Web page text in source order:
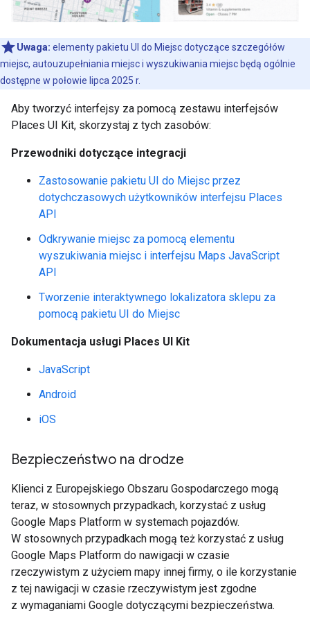
Uwaga: elementy pakietu UI do Miejsc dotyczące szczegółów
miejsc, autouzupełniania miejsc i wyszukiwania miejsc będą ogólnie
dostępne w połowie lipca 2025 r.
Aby tworzyć interfejsy za pomocą zestawu interfejsów
Places UI Kit, skorzystaj z tych zasobów:
Przewodniki dotyczące integracji
Zastosowanie pakietu UI do Miejsc przez
dotychczasowych użytkowników interfejsu Places
API
Odkrywanie miejsc za pomocą elementu
wyszukiwania miejsc i interfejsu Maps JavaScript
API
Tworzenie interaktywnego lokalizatora sklepu za
pomocą pakietu UI do Miejsc
Dokumentacja usługi Places UI Kit
JavaScript
Android
iOS
Bezpieczeństwo na drodze
Klienci z Europejskiego Obszaru Gospodarczego mogą
teraz, w stosownych przypadkach, korzystać z usług
Google Maps Platform w systemach pojazdów.
W stosownych przypadkach mogą też korzystać z usług
Google Maps Platform do nawigacji w czasie
rzeczywistym z użyciem mapy innej firmy, o ile korzystanie
z tej nawigacji w czasie rzeczywistym jest zgodne
z wymaganiami Google dotyczącymi bezpieczeństwa.